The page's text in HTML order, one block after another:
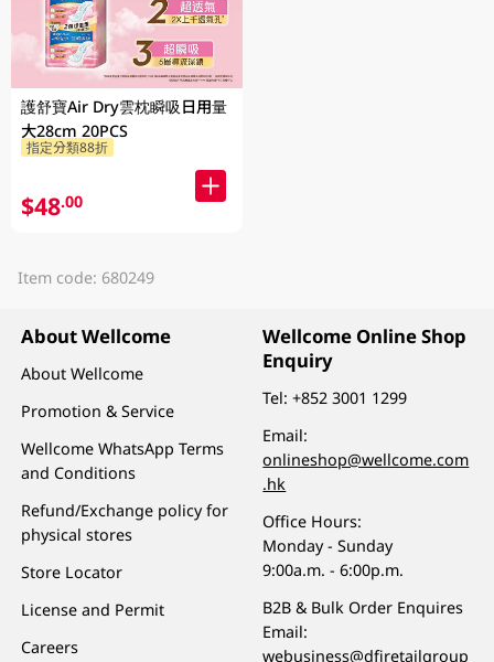
護舒寶Air Dry雲枕瞬吸日用量
大28cm 20PCS
指定分類88折
$48.00
Item code: 680249
About Wellcome
About Wellcome
Promotion & Service
Wellcome WhatsApp Terms
and Conditions
Refund/Exchange policy for
physical stores
Store Locator
License and Permit
Careers
Wellcome Online Shop
Enquiry
Tel:+852 3001 1299
Email:
onlineshop@wellcome.com
.hk
Office Hours:
Monday - Sunday
9:00a.m. - 6:00p.m.
B2B & Bulk Order Enquires
Email:
webusiness@dfiretailgroup